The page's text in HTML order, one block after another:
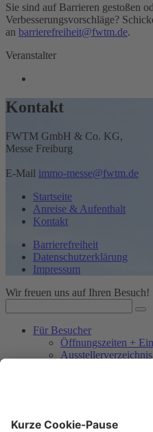
Sie sind auf Barrieren gestoßen
Verbesserungsvorschläge?
an barrierefreiheit@fwtm.de.
Veranstalter
Kontakt
FWTM GmbH & Co. KG,
Messe Freiburg
E-Mail immo-messe@fwtm.de
Startseite
Anreise & Aufenthalt
Kontakt
Barrierefreiheit
Datenschutzerklärung
Impressum
Wir freuen uns auf Ihren Besuch!
Für Besucher
Öffnungszeiten +
Ausstellerverzeichnis
Downloads &